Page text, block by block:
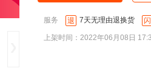
服务 退 7天无理由退换货 闪
上架时间：2022年06月08日